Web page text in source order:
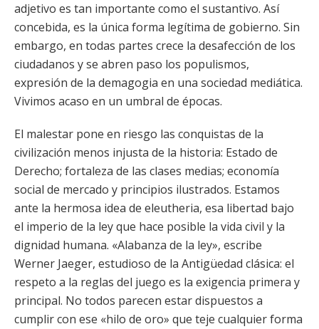
adjetivo es tan importante como el sustantivo. Así
concebida, es la única forma legítima de gobierno. Sin
embargo, en todas partes crece la desafección de los
ciudadanos y se abren paso los populismos,
expresión de la demagogia en una sociedad mediática.
Vivimos acaso en un umbral de épocas.
El malestar pone en riesgo las conquistas de la
civilización menos injusta de la historia: Estado de
Derecho; fortaleza de las clases medias; economía
social de mercado y principios ilustrados. Estamos
ante la hermosa idea de eleutheria, esa libertad bajo
el imperio de la ley que hace posible la vida civil y la
dignidad humana. «Alabanza de la ley», escribe
Werner Jaeger, estudioso de la Antigüedad clásica: el
respeto a la reglas del juego es la exigencia primera y
principal. No todos parecen estar dispuestos a
cumplir con ese «hilo de oro» que teje cualquier forma